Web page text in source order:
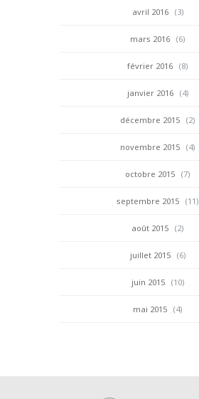
avril 2016 (3)
mars 2016 (6)
février 2016 (8)
janvier 2016 (4)
décembre 2015 (2)
novembre 2015 (4)
octobre 2015 (7)
septembre 2015 (11)
août 2015 (2)
juillet 2015 (6)
juin 2015 (10)
mai 2015 (4)